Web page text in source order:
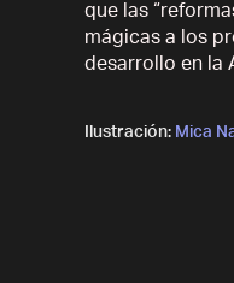
que las
mágicas a los
desarrollo en la
Ilustración: Mica